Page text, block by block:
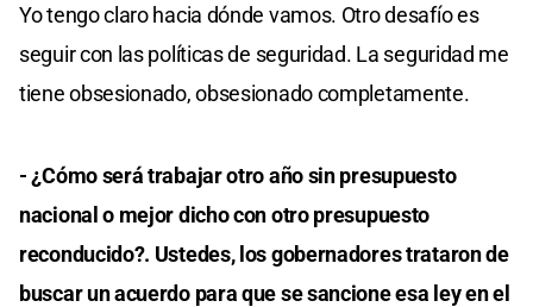
Yo tengo claro hacia dónde vamos. Otro desafío es
seguir con las políticas de seguridad. La seguridad me
tiene obsesionado, obsesionado completamente.
- ¿Cómo será trabajar otro año sin presupuesto
nacional o mejor dicho con otro presupuesto
reconducido?. Ustedes, los gobernadores trataron de
buscar un acuerdo para que se sancione esa ley en el